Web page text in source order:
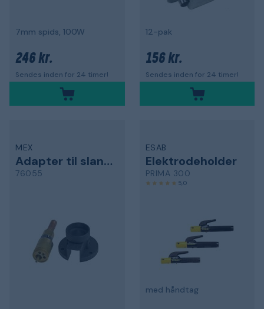
7mm spids, 100W
246 kr.
Sendes inden for 24 timer!
12-pak
156 kr.
Sendes inden for 24 timer!
MEX
Adapter til slangesæt
76055
ESAB
Elektrodeholder
PRIMA 300
5,0
med håndtag